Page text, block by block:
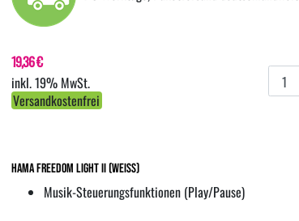
19,36 €
inkl. 19% MwSt.
Versandkostenfrei
Hama Freedom Light II (weiss)
Musik-Steuerungsfunktionen (Play/Pause)